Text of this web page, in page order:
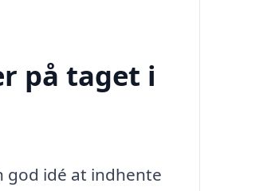
på taget i
god idé at indhente